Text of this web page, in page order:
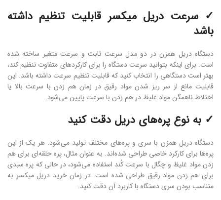
✓ سرعت دریل میکسر قابلیت تنظیم داشته
باشد
دستگاه دریل همزن در دو مدل سرعت ثابت و سرعت متغیر ساخته شده
است. برای اینکه بتوانید سرعت دستگاه را برای کارکردهای متفاوت تنظیم کند،
بهتر است دستگاهی را انتخاب کنید که قابلیت تنظیم سرعت داشته باشد. این
قابلیت مانع از سر ریز شدن مواد رقیق در زمان هم زدن با سرعت بالا یا
اختلاط ناهمگن مواد غلیظ در هم زدن با سرعت پایین می‌شود.
✓ به نوع پره‌های دریل دقت کنید
دستگاه دریل همزن با سری و پره‌های مختلف تولید می‌شود. هر یک از این
پره‌ها برای کارکرد خاصی طراحی شده‌اند. به عنوان مثال، پره حلقه‌ای برای هم
زدن مواد غلیظ و چگال با سرعت کُند استفاده می‌شود، در حالی که پره سبدی
برای هم زدن مواد رقیق طراحی شده است. در زمان خرید دریل میکسر به
متناسب بودن سری دستگاه با کاربرد آن دقت کنید.